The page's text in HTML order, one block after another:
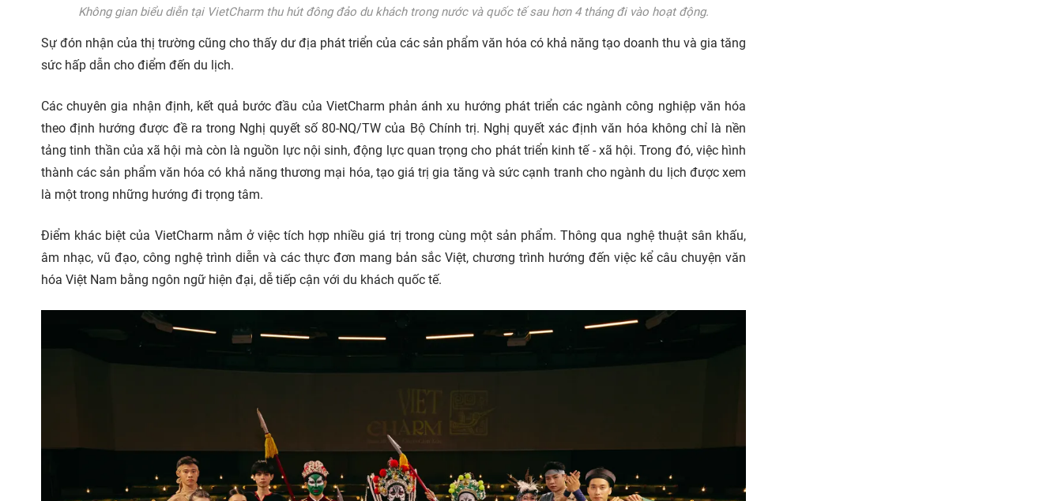
Không gian biểu diễn tại VietCharm thu hút đông đảo du khách trong nước và quốc tế sau hơn 4 tháng đi vào hoạt động.
Sự đón nhận của thị trường cũng cho thấy dư địa phát triển của các sản phẩm văn hóa có khả năng tạo doanh thu và gia tăng
sức hấp dẫn cho điểm đến du lịch.
Các chuyên gia nhận định, kết quả bước đầu của VietCharm phản ánh xu hướng phát triển các ngành công nghiệp văn hóa
theo định hướng được đề ra trong Nghị quyết số 80-NQ/TW của Bộ Chính trị. Nghị quyết xác định văn hóa không chỉ là nền
tảng tinh thần của xã hội mà còn là nguồn lực nội sinh, động lực quan trọng cho phát triển kinh tế - xã hội. Trong đó, việc hình
thành các sản phẩm văn hóa có khả năng thương mại hóa, tạo giá trị gia tăng và sức cạnh tranh cho ngành du lịch được xem
là một trong những hướng đi trọng tâm.
Điểm khác biệt của VietCharm nằm ở việc tích hợp nhiều giá trị trong cùng một sản phẩm. Thông qua nghệ thuật sân khấu,
âm nhạc, vũ đạo, công nghệ trình diễn và các thực đơn mang bản sắc Việt, chương trình hướng đến việc kể câu chuyện văn
hóa Việt Nam bằng ngôn ngữ hiện đại, dễ tiếp cận với du khách quốc tế.